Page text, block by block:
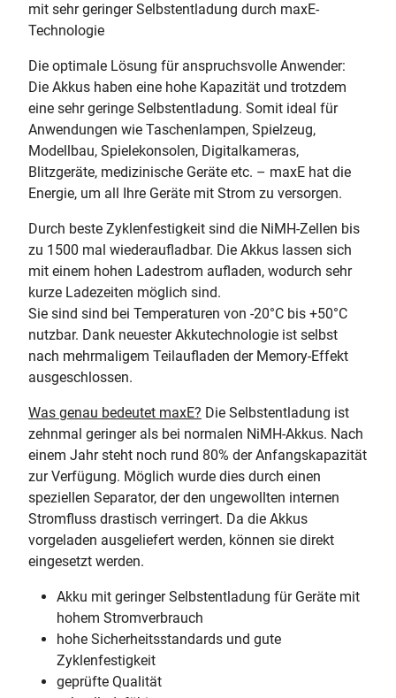
mit sehr geringer Selbstentladung durch maxE-
Technologie
Die optimale Lösung für anspruchsvolle Anwender:
Die Akkus haben eine hohe Kapazität und trotzdem
eine sehr geringe Selbstentladung. Somit ideal für
Anwendungen wie Taschenlampen, Spielzeug,
Modellbau, Spielekonsolen, Digitalkameras,
Blitzgeräte, medizinische Geräte etc. – maxE hat die
Energie, um all Ihre Geräte mit Strom zu versorgen.
Durch beste Zyklenfestigkeit sind die NiMH-Zellen bis
zu 1500 mal wiederaufladbar. Die Akkus lassen sich
mit einem hohen Ladestrom aufladen, wodurch sehr
kurze Ladezeiten möglich sind.
Sie sind sind bei Temperaturen von -20°C bis +50°C
nutzbar. Dank neuester Akkutechnologie ist selbst
nach mehrmaligem Teilaufladen der Memory-Effekt
ausgeschlossen.
Was genau bedeutet maxE? Die Selbstentladung ist
zehnmal geringer als bei normalen NiMH-Akkus. Nach
einem Jahr steht noch rund 80% der Anfangskapazität
zur Verfügung. Möglich wurde dies durch einen
speziellen Separator, der den ungewollten internen
Stromfluss drastisch verringert. Da die Akkus
vorgeladen ausgeliefert werden, können sie direkt
eingesetzt werden.
Akku mit geringer Selbstentladung für Geräte mit
hohem Stromverbrauch
hohe Sicherheitsstandards und gute
Zyklenfestigkeit
geprüfte Qualität